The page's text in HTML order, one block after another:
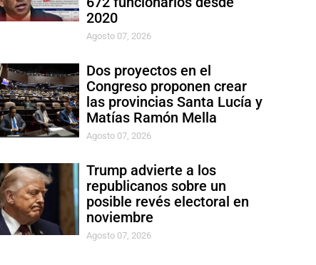
2020
Agosto 07, 2026
Dos proyectos en el
Congreso proponen crear
las provincias Santa Lucía y
Matías Ramón Mella
Agosto 07, 2026
Trump advierte a los
republicanos sobre un
posible revés electoral en
noviembre
Agosto 07, 2026